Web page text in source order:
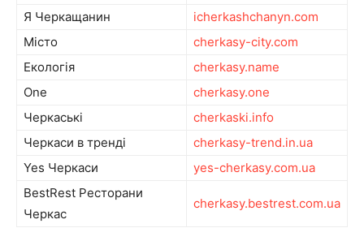
Я Черкащанин
icherkashchanyn.com
Місто
cherkasy-city.com
Екологія
cherkasy.name
One
cherkasy.one
Черкаські
cherkaski.info
Черкаси в тренді
cherkasy-trend.in.ua
Yes Черкаси
yes-cherkasy.com.ua
BestRest Ресторани
Черкас
cherkasy.bestrest.com.ua